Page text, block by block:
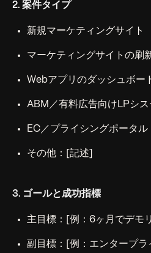
2. 案件タイプ
新規マーケティングサイト
マーケティングサイトの刷
Webアプリのダッシュボー
ABM／有料広告向けLPシス
EC／プライシングポータル
その他：[記述]
3. ゴールと成功指標
主目標：[例：6ヶ月でデモ
副目標：[例：エンタープ